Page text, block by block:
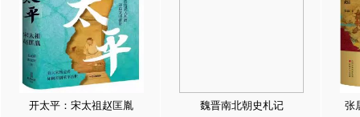
开太平：宋太祖赵匡胤 魏晋南北朝史札记 张